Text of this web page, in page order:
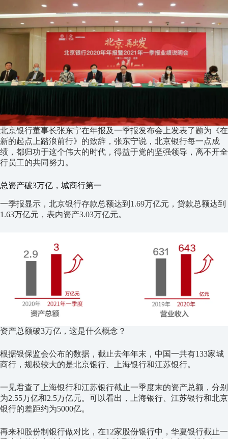
北京银行董事长张东宁在年报及一季报发布会上发表了题为《在
新的起点上踏浪前行》的致辞，张东宁说，北京银行每一点成
绩，都归功于这个伟大的时代，得益于党的坚强领导，离不开全
行员工的共同努力。
总资产破3万亿，城商行第一
一季报显示，北京银行存款总额达到1.69万亿元，贷款总额达到
1.63万亿元，表内资产3.03万亿元。
资产总额破3万亿，这是什么概念？
根据银保监会公布的数据，截止去年年末，中国一共有133家城
商行，规模较大的是北京银行、上海银行和江苏银行。
一见君查了上海银行和江苏银行截止一季度末的资产总额，分别
为2.55万亿和2.5万亿元。可以看出，上海银行、江苏银行和北京
银行的差距约为5000亿。
再来和股份制银行做对比，在12家股份银行中，华夏银行截止一